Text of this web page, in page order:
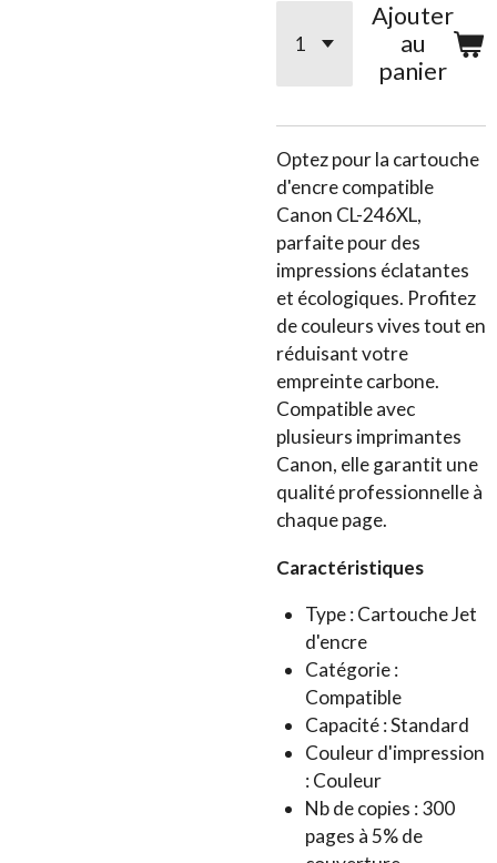
Ajouter
au
panier
Optez pour la cartouche
d'encre compatible
Canon CL-246XL,
parfaite pour des
impressions éclatantes
et écologiques. Profitez
de couleurs vives tout en
réduisant votre
empreinte carbone.
Compatible avec
plusieurs imprimantes
Canon, elle garantit une
qualité professionnelle à
chaque page.
Caractéristiques
Type : Cartouche Jet
d'encre
Catégorie :
Compatible
Capacité : Standard
Couleur d'impression
: Couleur
Nb de copies : 300
pages à 5% de